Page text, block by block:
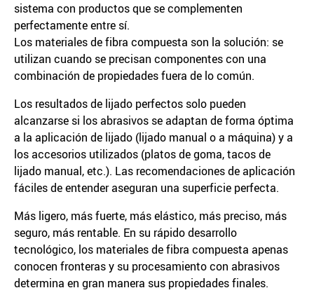
sistema con productos que se complementen
perfectamente entre sí.
Los materiales de fibra compuesta son la solución: se
utilizan cuando se precisan componentes con una
combinación de propiedades fuera de lo común.
Los resultados de lijado perfectos solo pueden
alcanzarse si los abrasivos se adaptan de forma óptima
a la aplicación de lijado (lijado manual o a máquina) y a
los accesorios utilizados (platos de goma, tacos de
lijado manual, etc.). Las recomendaciones de aplicación
fáciles de entender aseguran una superficie perfecta.
Más ligero, más fuerte, más elástico, más preciso, más
seguro, más rentable. En su rápido desarrollo
tecnológico, los materiales de fibra compuesta apenas
conocen fronteras y su procesamiento con abrasivos
determina en gran manera sus propiedades finales.